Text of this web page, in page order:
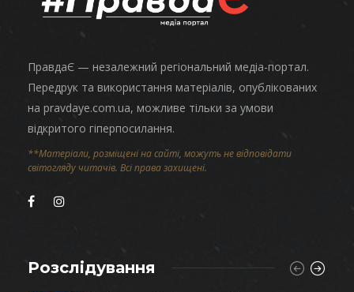
ПравдаЄ — незалежний регіональний медіа-портал.
Передрук та використання матеріалів, опублікованих
на pravdaye.com.ua, можливе тільки за умови
відкритого гіперпосилання.
**Матеріали, розміщені на сайті, можуть не відповідати
світогляду читачів. Всі права захищені.
Розслідування